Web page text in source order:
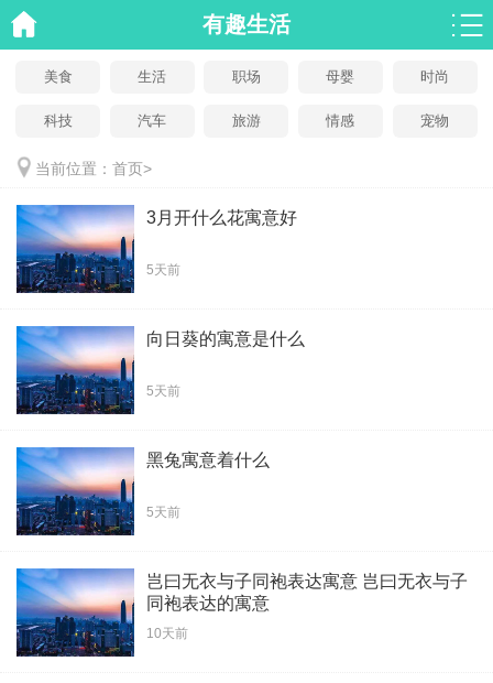
有趣生活
美食 生活 职场 母婴 时尚
科技 汽车 旅游 情感 宠物
当前位置： 首页>
3月开什么花寓意好
5天前
向日葵的寓意是什么
5天前
黑兔寓意着什么
5天前
岂曰无衣与子同袍表达寓意 岂曰无衣与子
同袍表达的寓意
10天前